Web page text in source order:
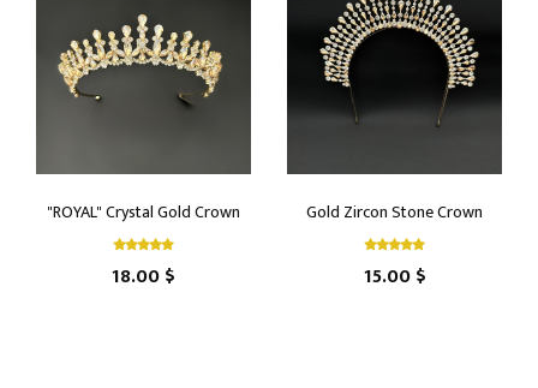
"ROYAL" Crystal Gold Crown
18.00 $
Gold Zircon Stone Crown
15.00 $